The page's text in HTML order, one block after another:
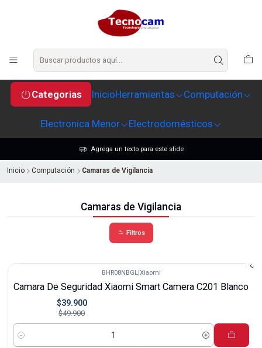
Categorias InicioHerramientas Computación
Electronica Menor Electrodomésticos
Agrega un texto para este slide
Inicio Computación Camaras de Vigilancia
Camaras de Vigilancia
Filtros
BHR08NBGL|Xiaomi
Camara De Seguridad Xiaomi Smart Camera C201 Blanco
$39.900
$49.900
Cantidad